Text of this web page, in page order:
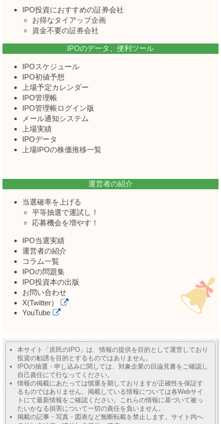
IPO投資におすすめの証券会社
お得なタイアップ企画
資金不要の証券会社
IPOのデータ、便利ツール
IPOスケジュール
IPO初値予想
上場予定カレンダー
IPO管理帳
IPO管理帳ログイン版
メール通知システム
上場実績
IPOデータ
上場IPOの株価推移一覧
運営者の紹介
当選確率を上げる
平等抽選で運試し！
応募機会を増やす！
IPO当選実績
運営者の紹介
コラム一覧
IPOの問題集
IPO投資本の出版
お問い合わせ
X(Twitter）
YouTube
本サイト「庶民のIPO」は、情報の提供を目的として運営しており
投資の勧誘を目的とするものではありません。
IPOの抽選・申し込みに関しては、対象企業の目論見書をご確認し
自己責任にて行なってください。
情報の掲載にあたっては慎重を期しておりますが正確性を保証す
るものではありません。掲載している情報については各Webサイ
トにて最新情報をご確認ください。これらの情報に基づいて被っ
たいかなる損害について一切の責任を負いません。
掲載の記事・写真・図表など無断転載を禁止します。サイト内へ